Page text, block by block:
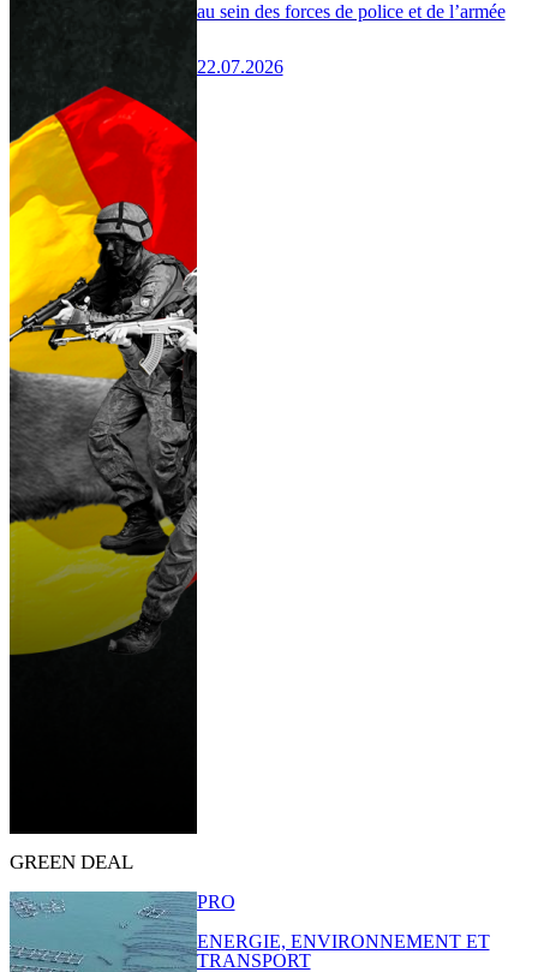
au sein des forces de police et de l’armée
22.07.2026
GREEN DEAL
PRO
ENERGIE, ENVIRONNEMENT ET
TRANSPORT